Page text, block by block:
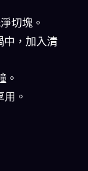
切塊。
中，加入清
。
。